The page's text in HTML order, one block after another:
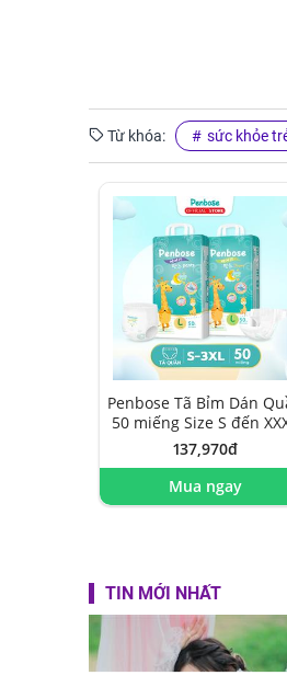
Từ khóa: sức khỏe
Penbose Tã Bỉm Dán
50 miếng Size S đến
137,970đ
Mua ngay
TIN MỚI NHẤT